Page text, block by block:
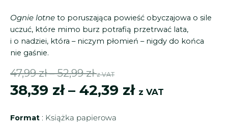
Ognie lotne to poruszająca powieść obyczajowa o sile
uczuć, które mimo burz potrafią przetrwać lata,
i o nadziei, która – niczym płomień – nigdy do końca
nie gaśnie.
47,99zł – 52,99złZakres
cen:
od
47,99 zł
z VAT
38,39 zł – 42,39 złcen:
z VAT
Format Książka papierowa